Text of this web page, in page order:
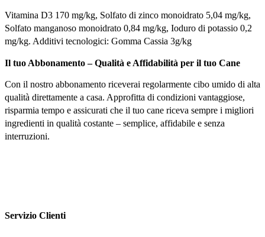
Vitamina D3 170 mg/kg, Solfato di zinco monoidrato 5,04 mg/kg,
Solfato manganoso monoidrato 0,84 mg/kg, Ioduro di potassio 0,2
mg/kg. Additivi tecnologici: Gomma Cassia 3g/kg
Il tuo Abbonamento – Qualità e Affidabilità per il tuo Cane
Con il nostro abbonamento riceverai regolarmente cibo umido di alta
qualità direttamente a casa. Approfitta di condizioni vantaggiose,
risparmia tempo e assicurati che il tuo cane riceva sempre i migliori
ingredienti in qualità costante – semplice, affidabile e senza
interruzioni.
Servizio Clienti